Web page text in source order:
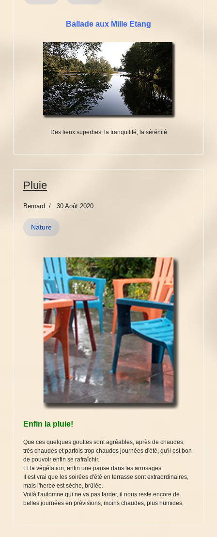
Ballade aux Mille Etang
Des lieux superbes, la tranquilité, la sérénité
Pluie
Bernard 30 Août 2020
Nature
Enfin la pluie!
Que ces quelques gouttes sont agréables, après de chaudes,
très chaudes et parfois trop chaudes journées d'été, qu'il est bon
de pouvoir enfin se rafraîchir.
Et la végétation, enfin une pause dans les arrosages.
Il est vrai que les soirées d'été en terrasse sont extraordinaires,
mais l'herbe est sèche, brûlée.
Voilà l'automne qui ne va pas tarder, il nous reste encore de
belles journées en prévisions, moins chaudes, plus humides,